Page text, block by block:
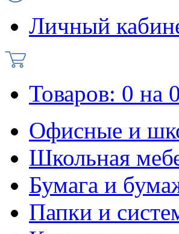
Личный
Товаров: 0 на
Офисные и
Школьная
Бумага и
Папки и